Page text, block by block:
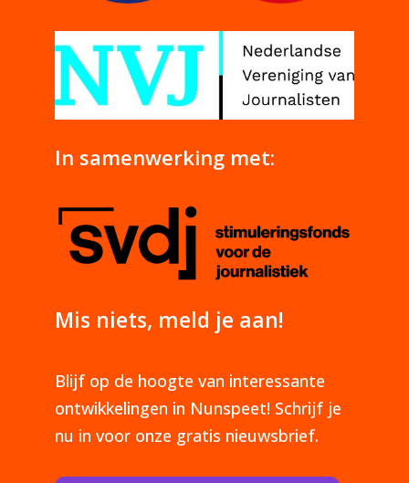
In samenwerking met:
Mis niets, meld je aan!
Blijf op de hoogte van interessante
ontwikkelingen in Nunspeet! Schrijf je
nu in voor onze gratis nieuwsbrief.